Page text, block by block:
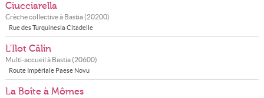
Ciucciarella
Crèche collective à Bastia(20200)
Rue des Turquinesla Citadelle
L'Ilot Câlin
Multi-accueil à Bastia(20600)
Route Impériale Paese Novu
La Boîte à Mômes